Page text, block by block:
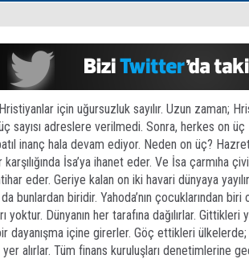
için uğursuzluk sayılır. Uzun zaman;
sayısı adreslere verilmedi. Sonra, herkes on üç
inanç hala devam ediyor. Neden on üç?
İsa’ya ihanet eder. Ve İsa çarmıha
eder. Geriye kalan on iki havari dünyaya
bunlardan biridir. Yahoda’nın çocuklarından biri
yoktur. Dünyanın her tarafına dağılırlar. Gittikleri
dayanışma içine girerler. Göç ettikleri ülkelerde;
alırlar. Tüm finans kuruluşları denetimlerine